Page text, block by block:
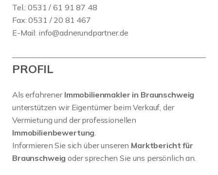
Tel.: 0531 / 61 91 87 48
Fax: 0531 / 20 81 467
E-Mail: info@adnerundpartner.de
PROFIL
Als erfahrener Immobilienmakler in Braunschweig
unterstützen wir Eigentümer beim Verkauf, der
Vermietung und der professionellen
Immobilienbewertung
Informieren Sie sich über unseren Marktbericht für
Braunschweig oder sprechen Sie uns persönlich an.